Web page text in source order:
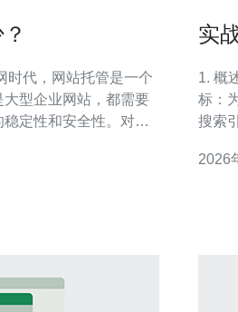
型企业网站，都需要
定性和安全性。对于
实
1. 概
标：
搜索
2026